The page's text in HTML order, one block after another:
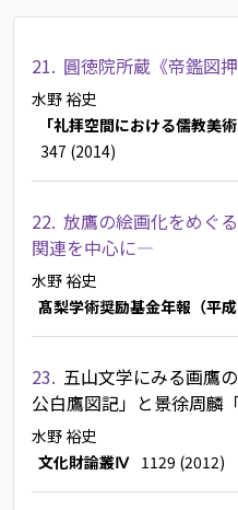
21. 圓徳院所蔵《帝鑑図
水野 裕史
「礼拝空間における儒教美
347 (2014)
22. 放鷹の絵画化をめぐ
関連を中心に―
水野 裕史
髙梨学術奨励基金年報（平成
23. 五山文学にみる画鷹
公白鷹図記」と景徐周麟
水野 裕史
文化財論叢Ⅳ 1129 (2012)